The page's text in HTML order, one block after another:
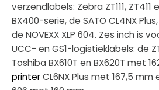
verzendlabels: Zebra ZT111, ZT411
BX400-serie, de SATO CL4NX
de NOVEXX XLP 604. Zes inch is
UCC- en GS1-logistieklabels: de
Toshiba BX610T en BX620T met
printerCL6NX Plus met 167,5 mm